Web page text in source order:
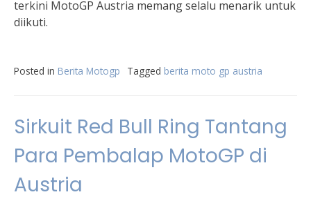
terkini MotoGP Austria memang selalu menarik untuk
diikuti.
Posted in Berita Motogp Tagged berita moto gp austria
Sirkuit Red Bull Ring Tantang
Para Pembalap MotoGP di
Austria